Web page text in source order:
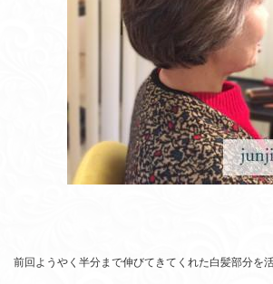
前回ようやく半分まで伸びてきてくれた白髪部分を